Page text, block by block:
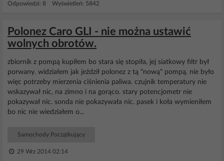
Odpowiedzi: 8 Wyświetleń: 5842
Polonez Caro GLI - nie można ustawić
wolnych obrotów.
zbiornik z pompą kupiłem bo stara się stopiła, jej siatkowy filtr był
porwany. widziałem jak jeździł polonez z tą "nową" pompą. nie było
więc potrzeby mierzenia ciśnienia paliwa. czujnik temperatury nie
wskazywał nic, na zimno i na gorąco. stary potencjometr nie
pokazywał nic. sonda nie pokazywała nic. pasek i koła wymieniłem
bo nic nie wiedziałem o...
Samochody Początkujący
29 Wrz 2014 02:14